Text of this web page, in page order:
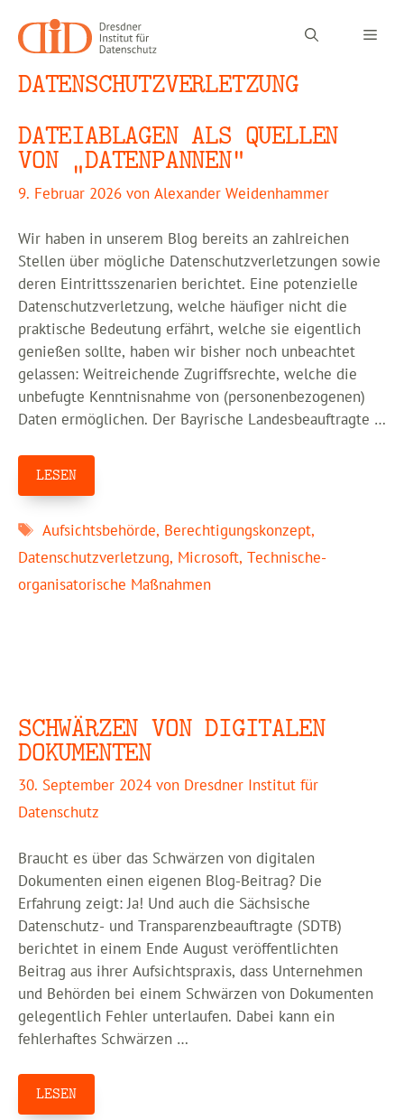
Inhalt
springen
DATENSCHUTZVERLETZUNG
DATEIABLAGEN ALS QUELLEN
VON „DATENPANNEN“
9. Februar 2026 von Alexander Weidenhammer
Wir haben in unserem Blog bereits an zahlreichen
Stellen über mögliche Datenschutzverletzungen sowie
deren Eintrittsszenarien berichtet. Eine potenzielle
Datenschutzverletzung, welche häufiger nicht die
praktische Bedeutung erfährt, welche sie eigentlich
genießen sollte, haben wir bisher noch unbeachtet
gelassen: Weitreichende Zugriffsrechte, welche die
unbefugte Kenntnisnahme von (personenbezogenen)
Daten ermöglichen. Der Bayrische Landesbeauftragte …
LESEN
Schlagwörter
Aufsichtsbehörde, Berechtigungskonzept,
Datenschutzverletzung, Microsoft, Technische-
organisatorische Maßnahmen
SCHWÄRZEN VON DIGITALEN
DOKUMENTEN
30. September 2024 von Dresdner Institut für
Datenschutz
Braucht es über das Schwärzen von digitalen
Dokumenten einen eigenen Blog-Beitrag? Die
Erfahrung zeigt: Ja! Und auch die Sächsische
Datenschutz- und Transparenzbeauftragte (SDTB)
berichtet in einem Ende August veröffentlichten
Beitrag aus ihrer Aufsichtspraxis, dass Unternehmen
und Behörden bei einem Schwärzen von Dokumenten
gelegentlich Fehler unterlaufen. Dabei kann ein
fehlerhaftes Schwärzen …
LESEN